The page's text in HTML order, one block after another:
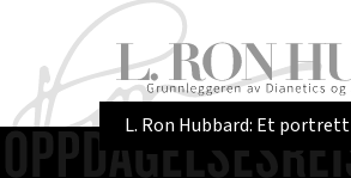
L. Ron Hubbard: Et portrett